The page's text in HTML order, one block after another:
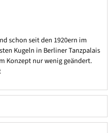
schon seit den 1920ern im
Kugeln in Berliner Tanzpalais
Konzept nur wenig geändert.